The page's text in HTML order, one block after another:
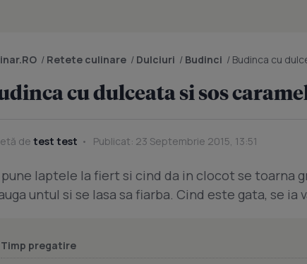
/ Retete culinare / Dulciuri / Budinci / Budinca cu
cu dulceata si sos
de test test Publicat: 23 Septembrie 2015, 13:51
pune laptele la fiert si cind da in clocot se toarna
untul si se lasa sa fiarba. Cind este gata, se ia
Timp pregatire